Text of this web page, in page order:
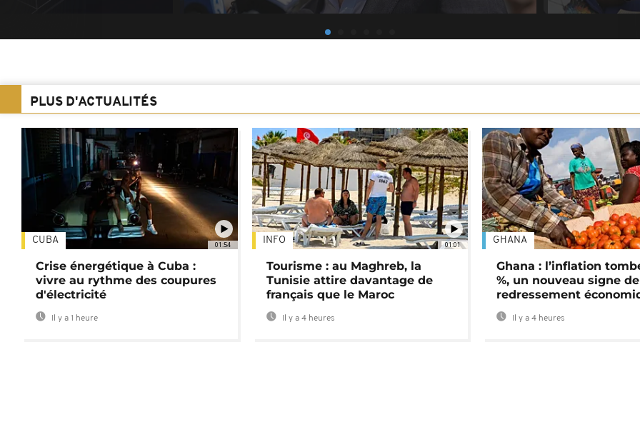
PLUS D'ACTUALITÉS
01:54
CUBA
Crise énergétique à Cuba :
vivre au rythme des coupures
d'électricité
Il y a 1 heure
01:01
INFO
Tourisme : au Maghreb, la
Tunisie attire davantage de
français que le Maroc
Il y a 4 heures
GHANA
Ghana : l’inflation
%, un nouveau signe de
redressement
Il y a 4 heures